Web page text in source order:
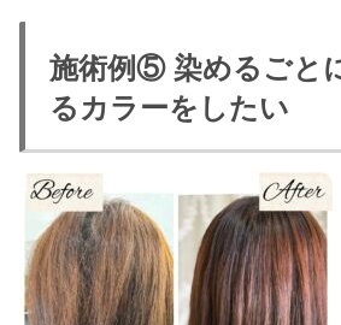
施術例⑤ 染めるごと
るカラーをしたい